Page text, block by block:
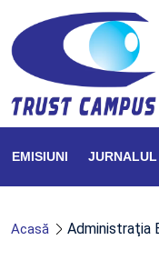
EMISIUNI
Acasă Administraţia